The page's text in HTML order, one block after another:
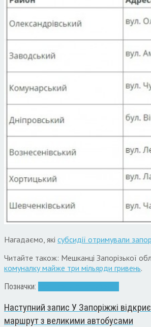
Нагадаємо, які субсидії отримували
Читайте також: Мешканці Запорізької
комуналку майже три мільярди гривень.
Позначки:
Наступний запис У Запоріжжі
маршрут з великими автобусами